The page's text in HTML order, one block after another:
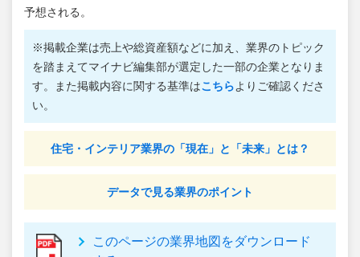
予想される。
※掲載企業は売上や総資産額などに加え、業界のトピック
を踏まえてマイナビ編集部が選定した一部の企業となりま
す。また掲載内容に関する基準はこちらよりご確認くださ
い。
住宅・インテリア業界の「現在」と「未来」とは？
データで見る業界のポイント
このページの業界地図をダウンロード